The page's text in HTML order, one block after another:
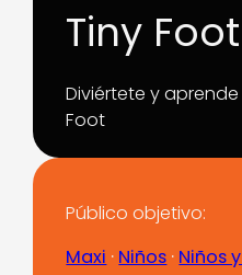
Tiny Foot
Diviértete y
Foot
Público objetivo:
Maxi · Niños · Niños